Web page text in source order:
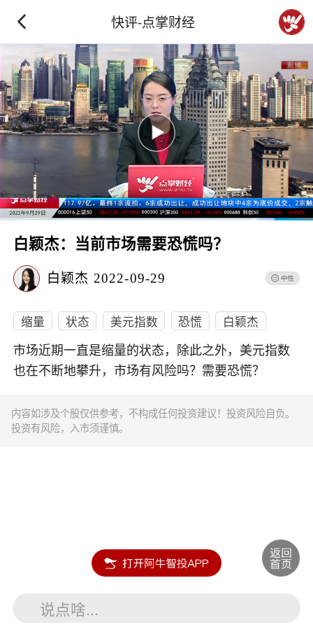
快评-点掌财经
白颖杰：当前市场需要恐慌吗？
白颖杰 2022-09-29
缩量 状态 美元指数 恐慌 白颖杰
市场近期一直是缩量的状态，除此之外，美元指数
也在不断地攀升，市场有风险吗？需要恐慌？
内容如涉及个股仅供参考，不构成任何投资建议！投资风险自负。
投资有风险，入市须谨慎。
说点啥...